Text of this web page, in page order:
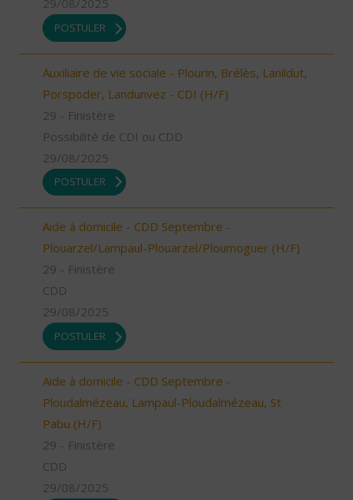
29/08/2025
POSTULER
Auxiliaire de vie sociale - Plourin, Brélès, Lanildut,
Porspoder, Landunvez - CDI (H/F)
29 - Finistère
Possibilité de CDI ou CDD
29/08/2025
POSTULER
Aide à domicile - CDD Septembre -
Plouarzel/Lampaul-Plouarzel/Ploumoguer (H/F)
29 - Finistère
CDD
29/08/2025
POSTULER
Aide à domicile - CDD Septembre -
Ploudalmézeau, Lampaul-Ploudalmézeau, St
Pabu (H/F)
29 - Finistère
CDD
29/08/2025